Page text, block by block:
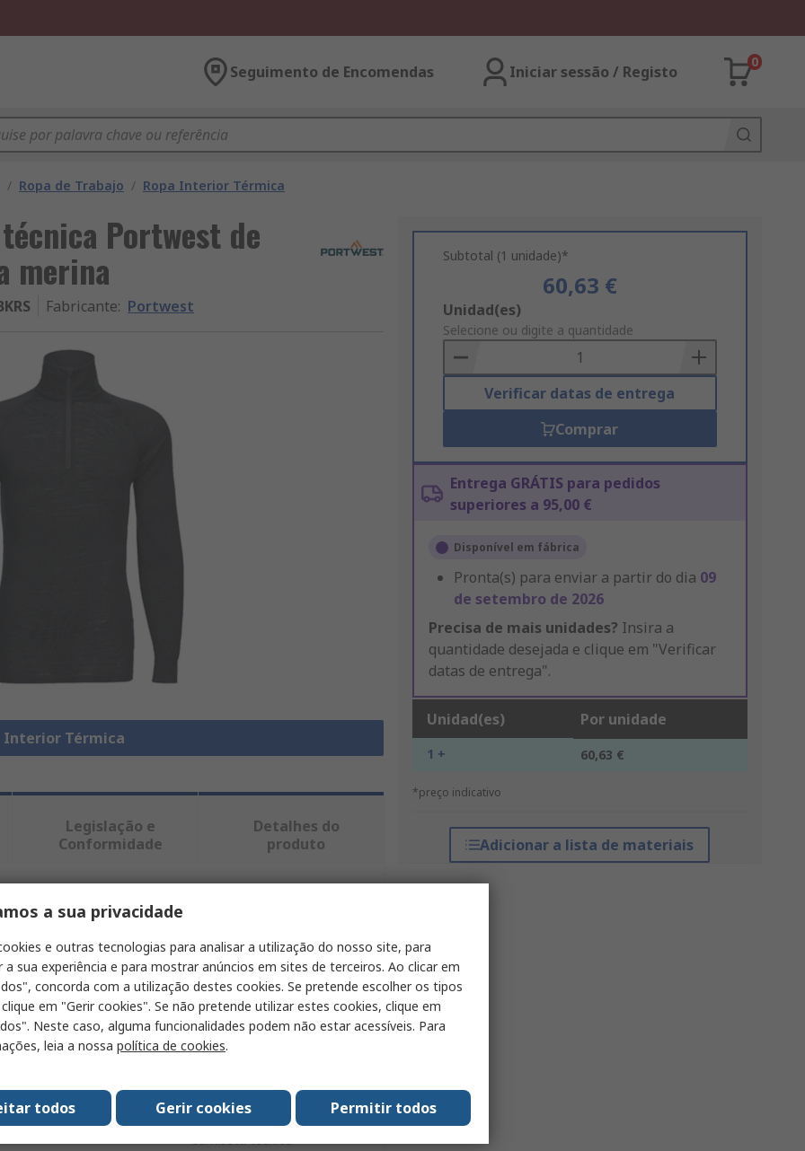
Seguimento de Encomendas Iniciar sessão / Registo
0
/ Ropa de Trabajo / Ropa Interior Térmica
Portwest de
merina
Fabricante: Portwest
Interior Térmica
Subtotal (1 unidade)*
60,63 €
Add
to
Basket
Unidad(es)
Selecione ou digite a quantidade
Verificar datas de entrega
Comprar
Entrega GRÁTIS para pedidos
superiores a 95,00 €
Disponível em fábrica
Pronta(s) para enviar a partir do dia 09
de setembro de 2026
Precisa de mais unidades? Insira a
quantidade desejada e clique em "Verificar
datas de entrega".
Unidad(es) Por unidade
1 + 60,63 €
*preço indicativo
Adicionar a lista de materiais
Legislação e
Conformidade
Detalhes do
produto
produtos semelhantes.
Valor
Portwest
Camiseta técnica
Negro
Camiseta técnica
a sua privacidade
e outras tecnologias para analisar a utilização do nosso site, para
a sua experiência e para mostrar anúncios em sites de terceiros. Ao clicar em
concorda com a utilização destes cookies. Se pretende escolher os tipos
em "Gerir cookies". Se não pretende utilizar estes cookies, clique em
Neste caso, alguma funcionalidades podem não estar acessíveis. Para
leia a nossa política de cookies.
Permitir todos
Gerir cookies
todos